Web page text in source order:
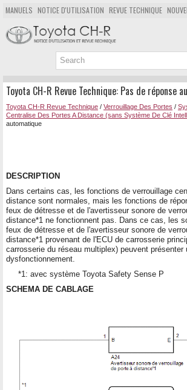
MANUELS NOTICE D'UTILISATION REVUE TECHNIQUE
POPULAIRE
PLAN DU SITE CHERCHER
Toyota CH-R Revue Technique: Pas de réponse
Toyota CH-R Revue Technique / Verrouillage Des Portes /
Centralise Des Portes A Distance (sans Système De Clé
automatique
DESCRIPTION
Dans certains cas, les fonctions de verrouillage
distance sont normales, mais les fonctions de
feux de détresse et de l'avertisseur sonore de
distance*1 ne fonctionnent pas. Dans ce cas, les
feux de détresse et de l'avertisseur sonore de
distance*1 provenant de l'ECU de carrosserie
carrosserie du réseau multiplex) peuvent présenter
dysfonctionnement.
*1: avec système Toyota Safety Sense P
SCHEMA DE CABLAGE